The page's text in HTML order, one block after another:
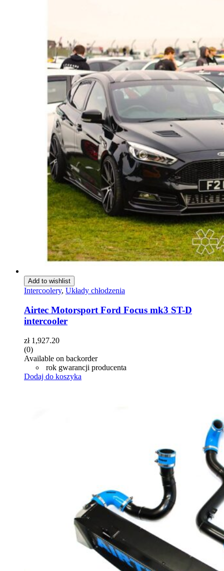
Add to wishlist
Intercoolery, Układy chłodzenia
Airtec Motorsport Ford Focus mk3 ST-D
intercooler
zł1,927.20
(0)
Available on backorder
rok gwarancji producenta
Dodaj do koszyka